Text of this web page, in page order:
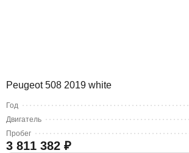
Peugeot 508 2019 white
Год
Двигатель
Пробег
3 811 382 ₽